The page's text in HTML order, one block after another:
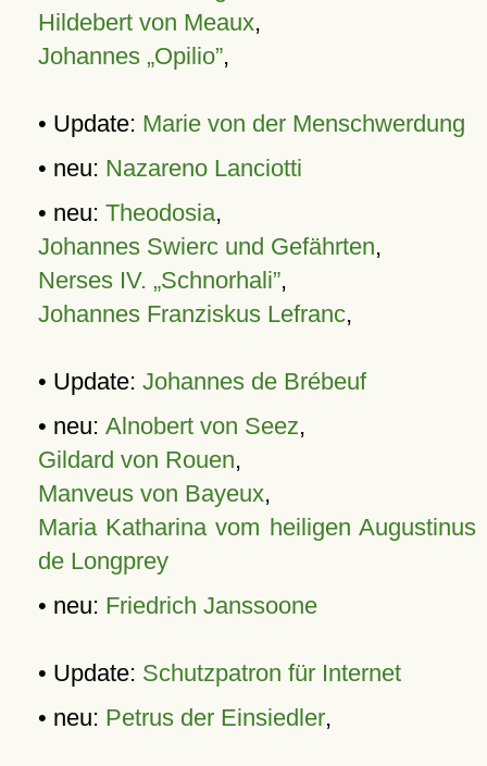
Hildebert von Meaux,
Johannes „Opilio”,
• Update: Marie von der Menschwerdung
• neu: Nazareno Lanciotti
• neu: Theodosia,
Johannes Swierc und Gefährten,
Nerses IV. „Schnorhali”,
Johannes Franziskus Lefranc,
• Update: Johannes de Brébeuf
• neu: Alnobert von Seez,
Gildard von Rouen,
Manveus von Bayeux,
Maria Katharina vom heiligen Augustinus
de Longprey
• neu: Friedrich Janssoone
• Update: Schutzpatron für Internet
• neu: Petrus der Einsiedler,